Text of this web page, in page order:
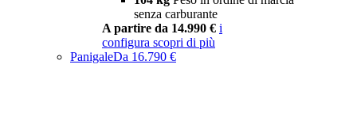
senza carburante
A partire da 14.990 € i
configura scopri di più
PanigaleDa 16.790 €